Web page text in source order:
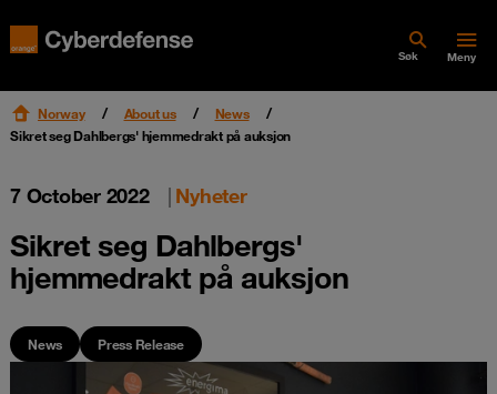
Søk Meny
Norway About us
News
Sikret seg Dahlbergs' hjemmedrakt på auksjon
7 October 2022 | Nyheter
Sikret seg Dahlbergs'
hjemmedrakt på auksjon
News Press Release